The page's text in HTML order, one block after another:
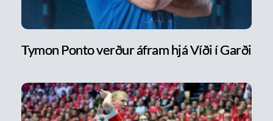
Tymon Ponto verður áfram hjá Víði í Garði